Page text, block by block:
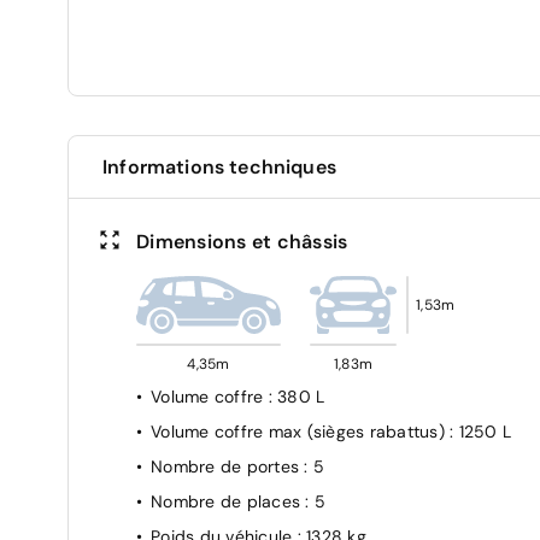
Informations techniques
Dimensions et châssis
4,35m 1,83m
1,53m
Volume coffre : 380 L
Volume coffre max (sièges rabattus) : 1250 L
Nombre de portes: 5
Nombre de places: 5